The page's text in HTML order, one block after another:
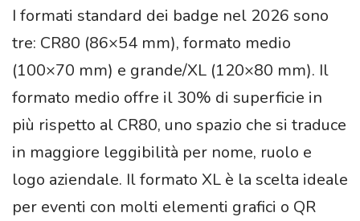
I formati standard dei badge nel 2026 sono
tre: CR80 (86×54 mm), formato medio
(100×70 mm) e grande/XL (120×80 mm). Il
formato medio offre il 30% di superficie in
più rispetto al CR80, uno spazio che si traduce
in maggiore leggibilità per nome, ruolo e
logo aziendale. Il formato XL è la scelta ideale
per eventi con molti elementi grafici o QR